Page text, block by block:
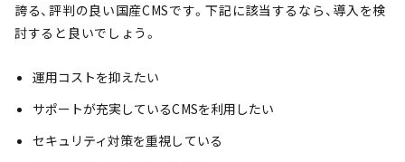
誇る、評判の良い国産CMSです。下記に該当するなら、導入を検
討すると良いでしょう。
運用コストを抑えたい
サポートが充実しているCMSを利用したい
セキュリティ対策を重視している